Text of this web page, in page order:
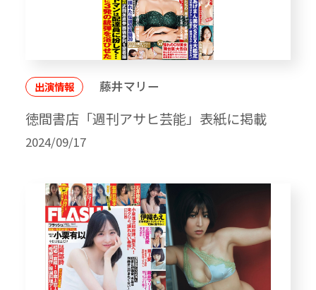
出演情報 藤井マリー
徳間書店「週刊アサヒ芸能」表紙に掲載
2024/09/17